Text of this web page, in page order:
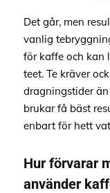
Det går, men
vanlig
för kaffe och kan
teet. Te kräver
dragningstider
brukar få bäst
enbart för hett
Hur förvarar
använder